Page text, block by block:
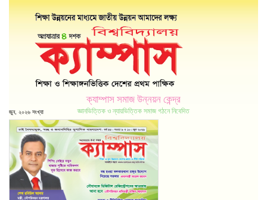
ক্যাম্পাস সমাজ উন্নয়ন কেন্দ্র
জ্ঞানভিত্তিক ও ন্যায়ভিত্তিক সমাজ গঠনে নিবেদিত
জুন, ২০২৬ সংখ্যা